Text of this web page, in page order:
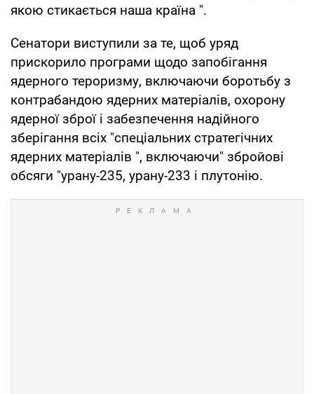
якою стикається наша країна ".
Сенатори виступили за те, щоб уряд
прискорило програми щодо запобігання
ядерного тероризму, включаючи боротьбу з
контрабандою ядерних матеріалів, охорону
ядерної зброї і забезпечення надійного
зберігання всіх "спеціальних стратегічних
ядерних матеріалів ", включаючи" збройові
обсяги "урану-235, урану-233 і плутонію.